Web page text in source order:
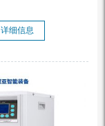
详细信息